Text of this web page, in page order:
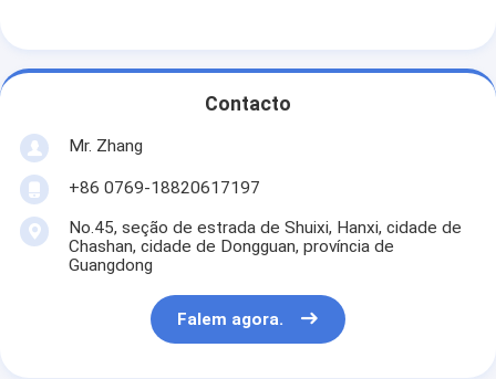
Filtro de ar que faz a máquina
Máquina da fabricação do filtro de ar
Máquina de rebitação automática
Máquina de rebitação semi automática
Contacto
Mr. Zhang
+86 0769-18820617197
No.45, seção de estrada de Shuixi, Hanxi, cidade de
Chashan, cidade de Dongguan, província de
Guangdong
Falem agora.